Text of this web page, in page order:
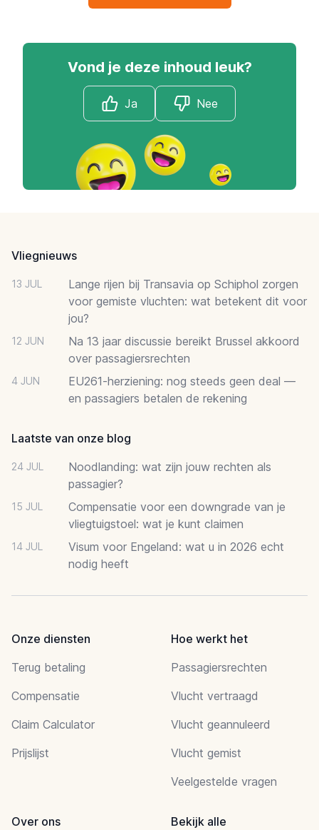
Vond je deze inhoud leuk?
Ja Nee
Vliegnieuws
13 JUL
Lange rijen bij Transavia op Schiphol zorgen
voor gemiste vluchten: wat betekent dit voor
jou?
12 JUN
Na 13 jaar discussie bereikt Brussel akkoord
over passagiersrechten
4 JUN
EU261-herziening: nog steeds geen deal —
en passagiers betalen de rekening
Laatste van onze blog
24 JUL
Noodlanding: wat zijn jouw rechten als
passagier?
15 JUL
Compensatie voor een downgrade van je
vliegtuigstoel: wat je kunt claimen
14 JUL
Visum voor Engeland: wat u in 2026 echt
nodig heeft
Onze diensten
Terug betaling
Compensatie
Claim Calculator
Prijslijst
Hoe werkt het
Passagiersrechten
Vlucht vertraagd
Vlucht geannuleerd
Vlucht gemist
Veelgestelde vragen
Over ons
Bekijk alle